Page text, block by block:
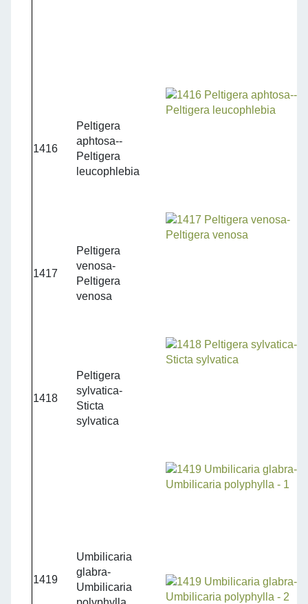
1416
Peltigera
aphtosa--
Peltigera
leucophlebia
1417
Peltigera
venosa-
Peltigera
venosa
1418
Peltigera
sylvatica-
Sticta
sylvatica
1419
Umbilicaria
glabra-
Umbilicaria